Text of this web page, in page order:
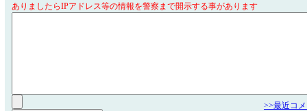
ありましたらIPアドレス等の情報を警察まで開示する事があります
>>最近コ